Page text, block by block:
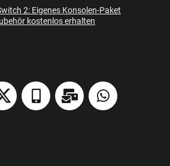
2: Eigenes Konsolen-Paket
kostenlos erhalten